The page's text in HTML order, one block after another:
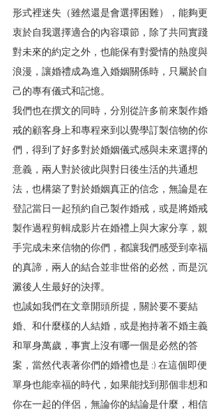
形式裡迷失（雖然還是會選擇困難），能夠更
衷於自我選擇適合的內容環節，除了共同實踐
對未來的約定之外，也能保有對愛情的熱度與
浪漫，讓婚禮成為進入婚姻關係時，只屬於自
己的專有儀式和記憶。
我們也在撰文的同時，分別從許多前來製作婚
戒的顧客身上和專程來到以覺學訂製信物的你
們，得到了好多對於婚姻儀式感與未來選擇的
意義，兩人對於彼此與對日後生活的共通想
法，也構築了對於婚姻真正的信念，無論是在
登記當日一起預約自己製作婚戒，或是將婚戒
製作過程剪輯成影片在婚禮上與大家分享，親
手完成未來信物的你們，都讓我們感受到幸福
的真諦，兩人的結合並非世俗的必然，而是沉
澱後人生最好的決擇。
也誠如我們在文章開頭所提，關於要不要結
婚、和什麼樣的人結婚，或是抱持著不婚主義
和單身萬歲，事實上沒有哪一個是必然的答
案，當然代表著你們的婚禮也是 :) 在這個即便
單身也能幸福的時代，如果能找到那個非想和
你在一起的伴侶，無論你的結論是什麼，相信